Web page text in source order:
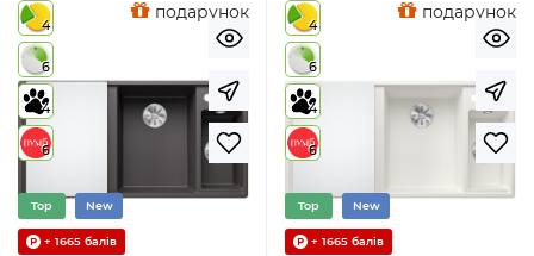
4
6
4
6
подарунок
Top New
+ 1665 балів
4
6
4
6
подарунок
Top New
+ 1665 балів